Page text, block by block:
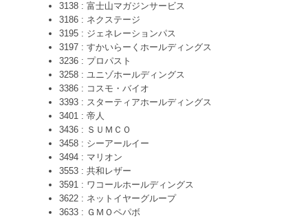
3138 : 富士山マガジンサービス
3186 : ネクステージ
3195 : ジェネレーションパス
3197 : すかいらーくホールディングス
3236 : プロパスト
3258 : ユニゾホールディングス
3386 : コスモ・バイオ
3393 : スターティアホールディングス
3401 : 帝人
3436 : ＳＵＭＣＯ
3458 : シーアールイー
3494 : マリオン
3553 : 共和レザー
3591 : ワコールホールディングス
3622 : ネットイヤーグループ
3633 : ＧＭＯペパボ